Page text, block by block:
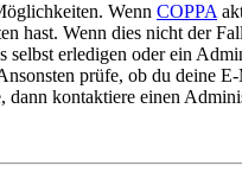
Wenn COPPA
hast. Wenn dies nicht der
erledigen oder ein
prüfe, ob du deine
kontaktiere einen